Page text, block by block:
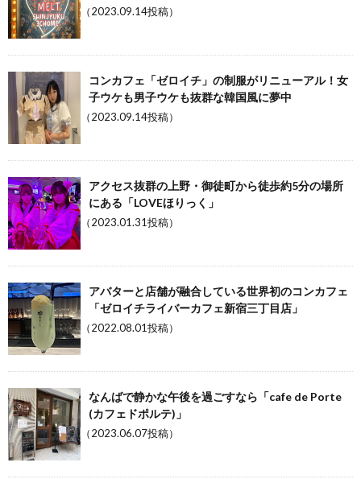
（2023.09.14投稿）
コンカフェ「ゼロイチ」の制服がリニューアル！女
子ウケも男子ウケも抜群な韓国風に夢中
（2023.09.14投稿）
アクセス抜群の上野・御徒町から徒歩約5分の場所
にある「LOVEほりっく」
（2023.01.31投稿）
アバターと店舗が融合している世界初のコンカフェ
「ゼロイチライバーカフェ新宿三丁目店」
（2022.08.01投稿）
なんばで静かな午後を過ごすなら「cafe de Porte
(カフェドポルテ)」
（2023.06.07投稿）